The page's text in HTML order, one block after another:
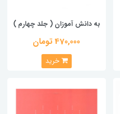
به دانش آموزان ( جلد چهارم )
470,000 تومان
خرید